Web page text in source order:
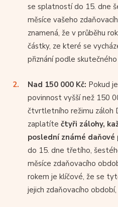
se splatností do 15. dne
měsíce vašeho
znamená, že v průběhu
částky, ze které se
přiznání podle
Nad 150 000 Kč: Pokud
povinnost vyšší než 150
čtvrtletního režimu záloh
zaplatíte čtyři zálohy,
poslední známé
do 15. dne třetího,
měsíce zdaňovacího
rokem je klíčové, že se
jejich zdaňovacího